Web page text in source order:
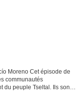
Moreno Cet épisode de
communautés
peuple Tseltal. Ils sont